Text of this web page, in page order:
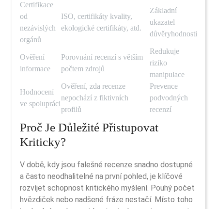
Certifikace
od
nezávislých
orgánů
ISO, certifikáty kvality,
ekologické certifikáty, atd.
Základní
ukazatel
důvěryhodnosti
Ověření
informace
Porovnání recenzí s větším
počtem zdrojů
Redukuje
riziko
manipulace
Hodnocení
ve spolupráci
Ověření, zda recenze
nepochází z fiktivních
profilů
Prevence
podvodných
recenzí
Proč Je Důležité Přistupovat
Kriticky?
V době, kdy jsou falešné recenze snadno dostupné
a často neodhalitelné na první pohled, je klíčové
rozvíjet schopnost kritického myšlení. Pouhý počet
hvězdiček nebo nadšené fráze nestačí. Místo toho